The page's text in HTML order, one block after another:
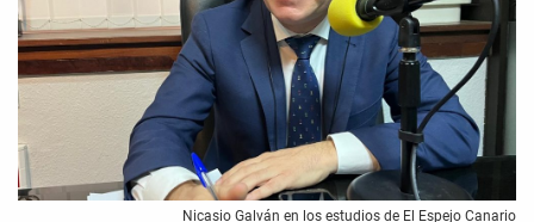
Nicasio Galván en los estudios de El Espejo Canario